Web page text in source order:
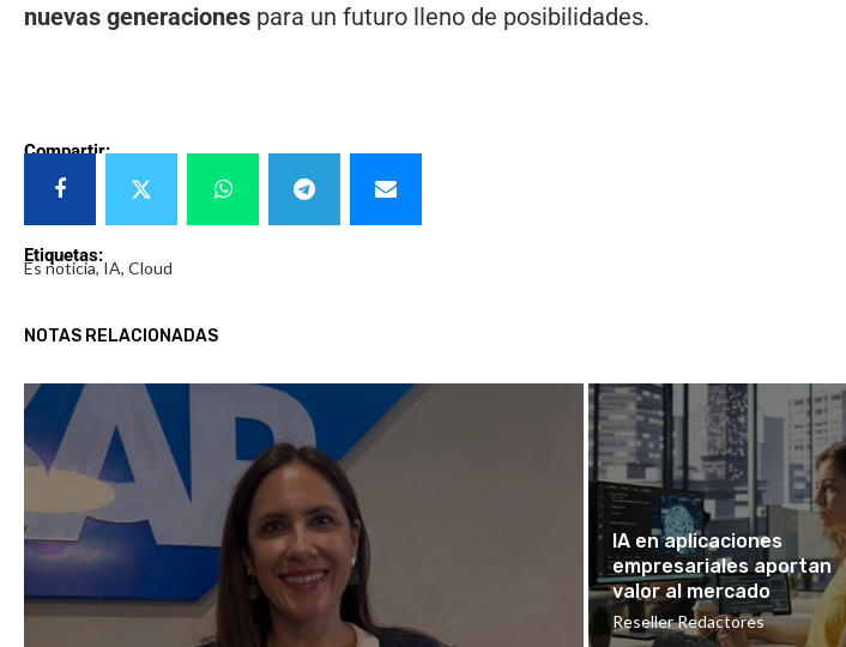
nuevas generaciones para un futuro lleno de posibilidades.
Compartir:
Etiquetas:
Es noticia, IA, Cloud
NOTAS RELACIONADAS
IA en aplicaciones
empresariales aportan
valor al mercado
Reseller Redactores